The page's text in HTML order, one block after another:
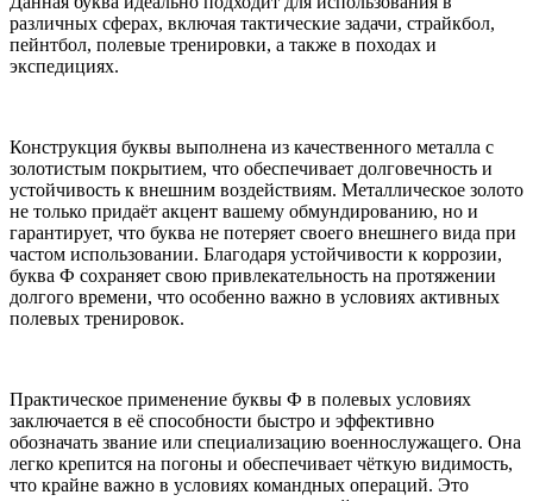
различных сферах, включая тактические задачи, страйкбол,
пейнтбол, полевые тренировки, а также в походах и
экспедициях.
Конструкция буквы выполнена из качественного металла с
золотистым покрытием, что обеспечивает долговечность и
устойчивость к внешним воздействиям. Металлическое золото
не только придаёт акцент вашему обмундированию, но и
гарантирует, что буква не потеряет своего внешнего вида при
частом использовании. Благодаря устойчивости к коррозии,
буква Ф сохраняет свою привлекательность на протяжении
долгого времени, что особенно важно в условиях активных
полевых тренировок.
Практическое применение буквы Ф в полевых условиях
заключается в её способности быстро и эффективно
обозначать звание или специализацию военнослужащего. Она
легко крепится на погоны и обеспечивает чёткую видимость,
что крайне важно в условиях командных операций. Это